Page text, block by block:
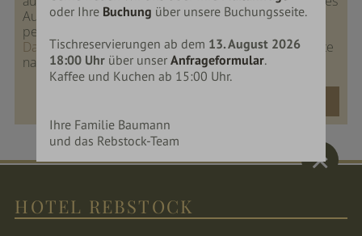
oder Ihre Buchung über unsere Buchungsseite.
Tischreservierungen ab dem 13. August 2026
18:00 Uhrüber unser Anfrageformular.
Kaffee und Kuchen ab 15:00 Uhr.
Ihre Familie Baumann
und das Rebstock-Team
Auftrags. Weitere Informationen zum Umgang mit
personenbezogenen Daten finden Sie in unseren
Datenschutzhinweisen. Die Daten werden 120 Monate
nach der Anfrage gelöscht.
HOTEL REBSTOCK